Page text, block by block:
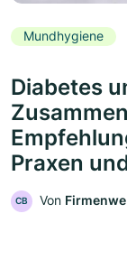
Mundhygiene
Diabetes
Praxen
CB Von